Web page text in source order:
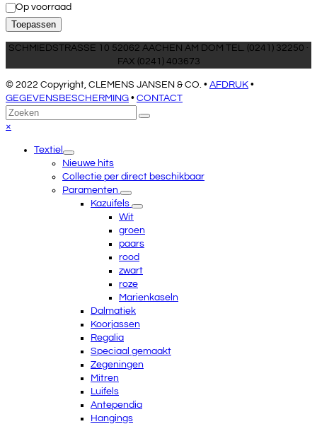
Beschikbaarheid
Op voorraad
Toepassen
SCHMIEDSTRASSE 10 52062 AACHEN AM DOM TEL. (0241) 32250 ·
FAX (0241) 403673
© 2022 Copyright, CLEMENS JANSEN & CO. • AFDRUK •
GEGEVENSBESCHERMING • CONTACT
Terug
naar
Zoeken
Verzenden
×
menuTextiel
Nieuwe hits
Collectie per direct beschikbaar
Paramenten
Kazuifels
Wit
groen
paars
rood
zwart
roze
Marienkaseln
Dalmatiek
Koorjassen
Regalia
Speciaal gemaakt
Zegeningen
Mitren
Luifels
Antependia
Hangings